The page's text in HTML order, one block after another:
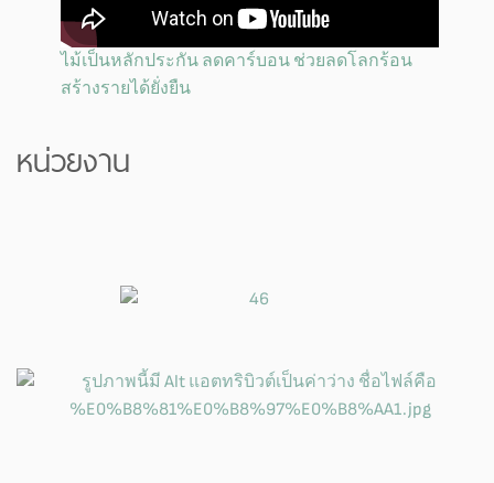
ไม้เป็นหลักประกัน ลดคาร์บอน ช่วยลดโลกร้อน
สร้างรายได้ยั่งยืน
หน่วยงาน